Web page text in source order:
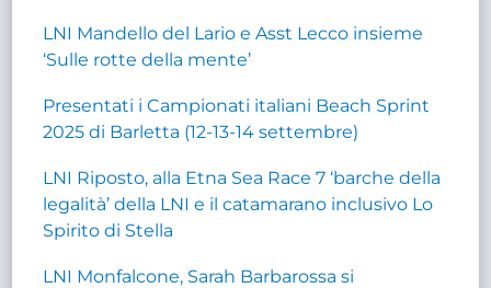
LNI Mandello del Lario e Asst Lecco insieme
‘Sulle rotte della mente’
Presentati i Campionati italiani Beach Sprint
2025 di Barletta (12-13-14 settembre)
LNI Riposto, alla Etna Sea Race 7 ‘barche della
legalità’ della LNI e il catamarano inclusivo Lo
Spirito di Stella
LNI Monfalcone, Sarah Barbarossa si